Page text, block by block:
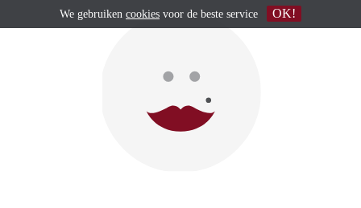
We gebruiken cookies voor de beste service OK!